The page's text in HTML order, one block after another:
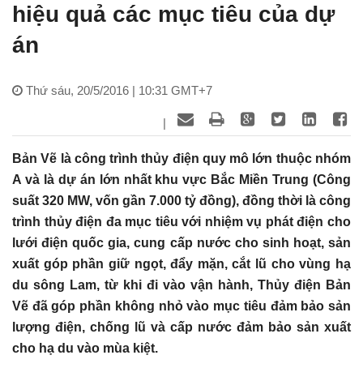
hiệu quả các mục tiêu của dự
án
Thứ sáu, 20/5/2016 | 10:31 GMT+7
|
Bản Vẽ là công trình thủy điện quy mô lớn thuộc nhóm
A và là dự án lớn nhất khu vực Bắc Miền Trung (Công
suất 320 MW, vốn gần 7.000 tỷ đồng), đồng thời là công
trình thủy điện đa mục tiêu với nhiệm vụ phát điện cho
lưới điện quốc gia, cung cấp nước cho sinh hoạt, sản
xuất góp phần giữ ngọt, đẩy mặn, cắt lũ cho vùng hạ
du sông Lam, từ khi đi vào vận hành, Thủy điện Bản
Vẽ đã góp phần không nhỏ vào mục tiêu đảm bảo sản
lượng điện, chống lũ và cấp nước đảm bảo sản xuất
cho hạ du vào mùa kiệt.